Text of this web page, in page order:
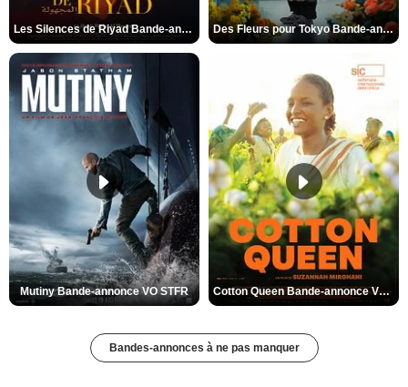
Les Silences de Riyad Bande-annonce VO STFR Des Fleurs pour Tokyo Bande-annonce VO STFR
Mutiny Bande-annonce VO STFR Cotton Queen Bande-annonce VO STFR
Bandes-annonces à ne pas manquer